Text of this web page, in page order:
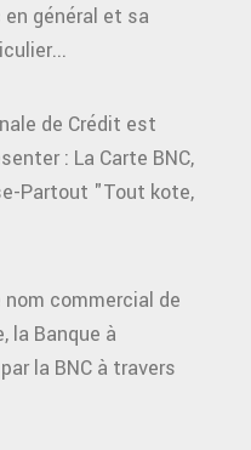
général et sa
de Crédit est
: La Carte BNC,
Partout "Tout kote,
commercial de
la Banque à
la BNC à travers